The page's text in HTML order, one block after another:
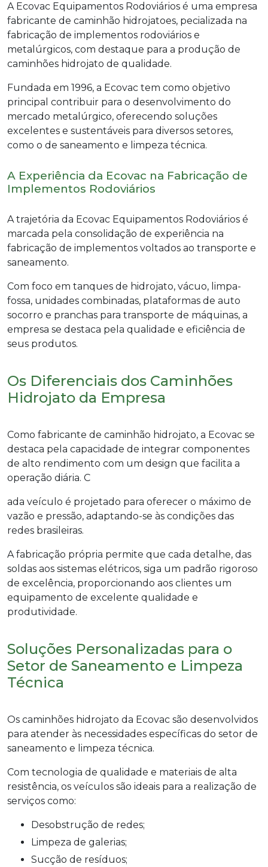
A Ecovac Equipamentos Rodoviários é uma empresa
fabricante de caminhão hidrojatoes, pecializada na
fabricação de implementos rodoviários e
metalúrgicos, com destaque para a produção de
caminhões hidrojato de qualidade.
Fundada em 1996, a Ecovac tem como objetivo
principal contribuir para o desenvolvimento do
mercado metalúrgico, oferecendo soluções
excelentes e sustentáveis para diversos setores,
como o de saneamento e limpeza técnica.
A Experiência da Ecovac na Fabricação de
Implementos Rodoviários
A trajetória da Ecovac Equipamentos Rodoviários é
marcada pela consolidação de experiência na
fabricação de implementos voltados ao transporte e
saneamento.
Com foco em tanques de hidrojato, vácuo, limpa-
fossa, unidades combinadas, plataformas de auto
socorro e pranchas para transporte de máquinas, a
empresa se destaca pela qualidade e eficiência de
seus produtos.
Os Diferenciais dos Caminhões
Hidrojato da Empresa
Como fabricante de caminhão hidrojato, a Ecovac se
destaca pela capacidade de integrar componentes
de alto rendimento com um design que facilita a
operação diária. C
ada veículo é projetado para oferecer o máximo de
vazão e pressão, adaptando-se às condições das
redes brasileiras.
A fabricação própria permite que cada detalhe, das
soldas aos sistemas elétricos, siga um padrão rigoroso
de excelência, proporcionando aos clientes um
equipamento de excelente qualidade e
produtividade.
Soluções Personalizadas para o
Setor de Saneamento e Limpeza
Técnica
Os caminhões hidrojato da Ecovac são desenvolvidos
para atender às necessidades específicas do setor de
saneamento e limpeza técnica.
Com tecnologia de qualidade e materiais de alta
resistência, os veículos são ideais para a realização de
serviços como:
Desobstrução de redes;
Limpeza de galerias;
Sucção de resíduos;